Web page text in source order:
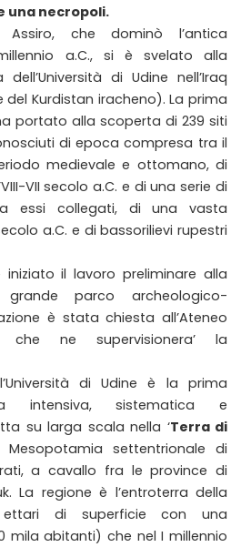
una necropoli.
Assiro, che dominò l’antica
a.C., si è svelato alla
di Udine nell’Iraq
Kurdistan iracheno). La prima
portato alla scoperta di 239 siti
di epoca compresa tra il
medievale e ottomano, di
VII secolo a.C. e di una serie di
essi collegati, di una vasta
a.C. e di bassorilievi rupestri
il lavoro preliminare alla
parco archeologico-
è stata chiesta all’Ateneo
che ne supervisionera’ la
di Udine è la prima
intensiva, sistematica e
su larga scala nella ‘Terra di
Mesopotamia settentrionale di
a cavallo fra le province di
La regione è l’entroterra della
di superficie con una
mila abitanti) che nel I millennio